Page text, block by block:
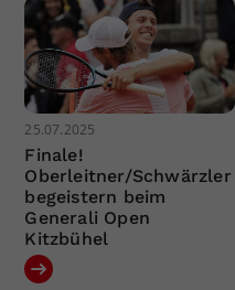
25.07.2025
Finale!
Oberleitner/Schwärzler
begeistern beim
Generali Open
Kitzbühel